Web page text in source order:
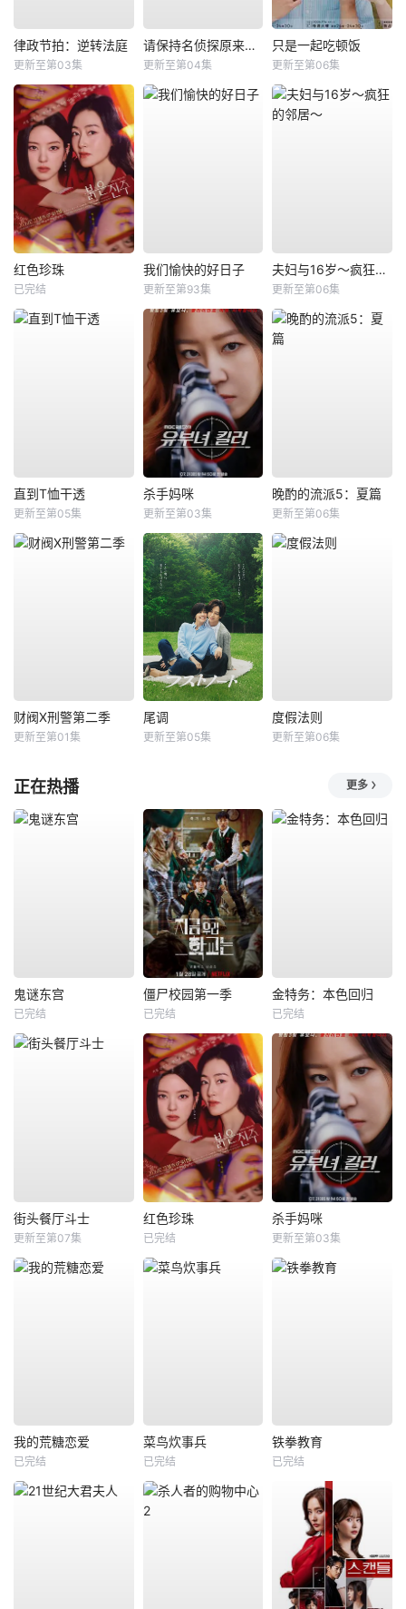
律政节拍：逆转法庭
更新至第03集
请保持名侦探原来的样子
更新至第04集
只是一起吃顿饭
更新至第06集
红色珍珠
已完结
我们愉快的好日子
更新至第93集
夫妇与16岁～疯狂的邻居～
更新至第06集
直到T恤干透
更新至第05集
杀手妈咪
更新至第03集
晚酌的流派5：夏篇
更新至第06集
财阀X刑警第二季
更新至第01集
尾调
更新至第05集
度假法则
更新至第06集
正在热播 更多
鬼谜东宫
已完结
僵尸校园第一季
已完结
金特务：本色回归
已完结
街头餐厅斗士
更新至第07集
红色珍珠
已完结
杀手妈咪
更新至第03集
我的荒糖恋爱
已完结
菜鸟炊事兵
已完结
铁拳教育
已完结